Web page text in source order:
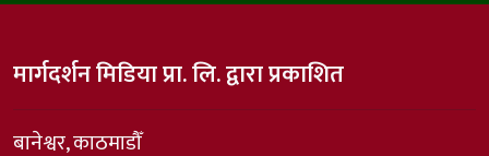
मार्गदर्शन मिडिया प्रा. लि. द्वारा प्रकाशित
बानेश्वर, काठमाडौँ